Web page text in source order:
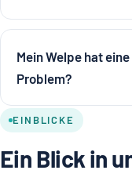
Mein Welpe hat
Problem?
EINBLICKE
Ein Blick in